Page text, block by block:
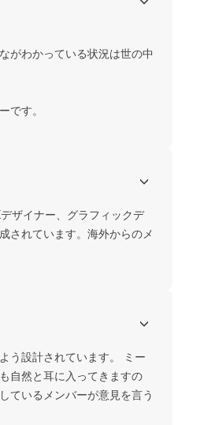
がわかっている状況は世の中
です。
ザイナー、グラフィックデ
されています。海外からのメ
う設計されています。 ミー
自然と耳に入ってきますの
ているメンバーが意見を言う